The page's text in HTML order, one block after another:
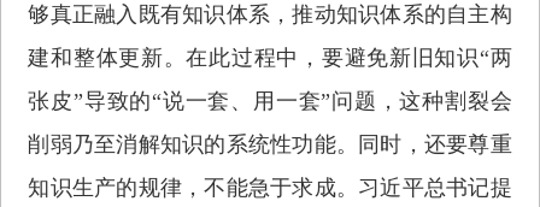
够真正融入既有知识体系，推动知识体系的自主构
建和整体更新。在此过程中，要避免新旧知识“两
张皮”导致的“说一套、用一套”问题，这种割裂会
削弱乃至消解知识的系统性功能。同时，还要尊重
知识生产的规律，不能急于求成。习近平总书记提